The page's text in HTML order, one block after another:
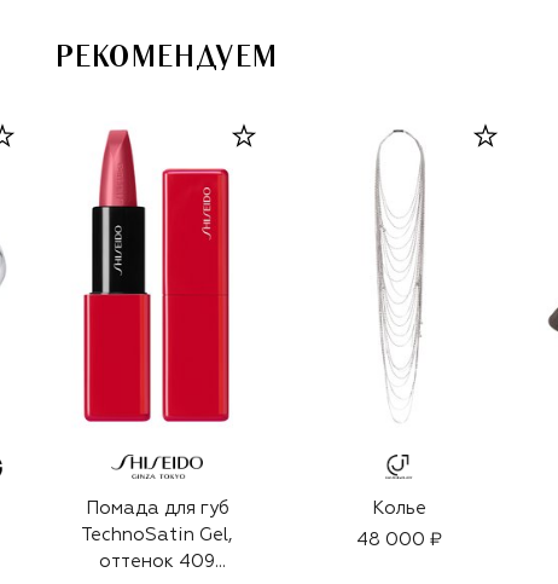
РЕКОМЕНДУЕМ
Помада для губ
TechnoSatin Gel,
оттенок 409
Колье
48 000 ₽